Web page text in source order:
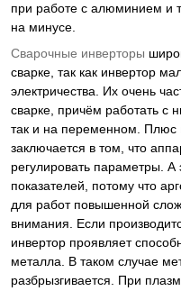
при работе с алюминием и
на минусе.
Сварочные инверторы
сварке, так как инвертор
электричества. Их очень
сварке, причём работать с
так и на переменном. Плюс
заключается в том, что
регулировать параметры. А
показателей, потому что
для работ повышенной
внимания. Если
инвертор проявляет
металла. В таком случае
разбрызгивается. При